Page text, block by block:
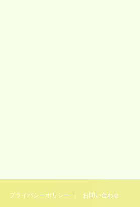
プライバシーポリシー お問い合わせ